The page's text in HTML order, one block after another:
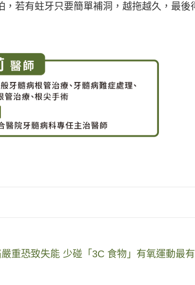
若有蛀牙只要簡單補洞，越拖越久，最後
重恐致失能 少碰「3C 食物」有氧運動最